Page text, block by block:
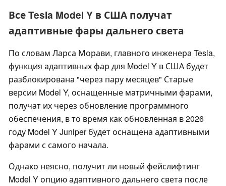
Все Tesla Model Y в США получат
адаптивные фары дальнего света
По словам Ларса Морави, главного инженера Tesla,
функция адаптивных фар для Model Y в США будет
разблокирована "через пару месяцев" Старые
версии Model Y, оснащенные матричными фарами,
получат их через обновление программного
обеспечения, в то время как обновленная в 2026
году Model Y Juniper будет оснащена адаптивными
фарами с самого начала.
Однако неясно, получит ли новый фейслифтинг
Model Y опцию адаптивного дальнего света после